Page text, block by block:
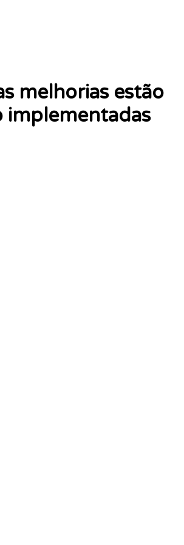
melhorias estão
implementadas